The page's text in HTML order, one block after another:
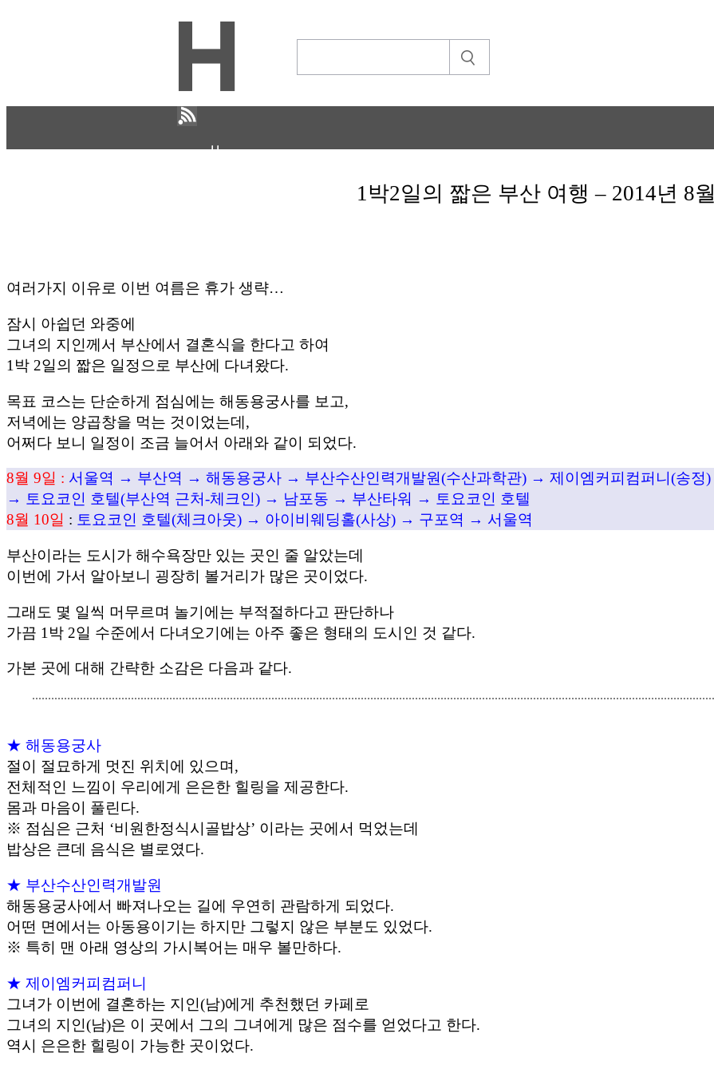
H
1박2일의 짧은 부산 여행 – 2014년 8월
여러가지 이유로 이번 여름은 휴가 생략…
잠시 아쉽던 와중에
그녀의 지인께서 부산에서 결혼식을 한다고 하여
1박 2일의 짧은 일정으로 부산에 다녀왔다.
목표 코스는 단순하게 점심에는 해동용궁사를 보고,
저녁에는 양곱창을 먹는 것이었는데,
어쩌다 보니 일정이 조금 늘어서 아래와 같이 되었다.
8월 9일 : 서울역 → 부산역 → 해동용궁사 → 부산수산인력개발원(수산과학관) → 제이엠커피컴퍼니(송정)
→ 토요코인 호텔(부산역 근처-체크인) → 남포동 → 부산타워 → 토요코인 호텔
8월 10일 :
부산이라는 도시가 해수욕장만 있는 곳인 줄 알았는데
이번에 가서 알아보니 굉장히 볼거리가 많은 곳이었다.
그래도 몇 일씩 머무르며 놀기에는 부적절하다고 판단하나
가끔 1박 2일 수준에서 다녀오기에는 아주 좋은 형태의 도시인 것 같다.
가본 곳에 대해 간략한 소감은 다음과 같다.
★ 해동용궁사
절이 절묘하게 멋진 위치에 있으며,
전체적인 느낌이 우리에게 은은한 힐링을 제공한다.
몸과 마음이 풀린다.
※ 점심은 근처 ‘비원한정식시골밥상’ 이라는 곳에서 먹었는데
밥상은 큰데 음식은 별로였다.
★ 부산수산인력개발원
해동용궁사에서 빠져나오는 길에 우연히 관람하게 되었다.
어떤 면에서는 아동용이기는 하지만 그렇지 않은 부분도 있었다.
※ 특히 맨 아래 영상의 가시복어는 매우 볼만하다.
★ 제이엠커피컴퍼니
그녀가 이번에 결혼하는 지인(남)에게 추천했던 카페로
그녀의 지인(남)은 이 곳에서 그의 그녀에게 많은 점수를 얻었다고 한다.
역시 은은한 힐링이 가능한 곳이었다.